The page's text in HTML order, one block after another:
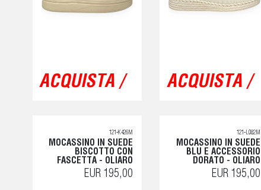
ACQUISTA / ACQUISTA /
121-K426M
MOCASSINO IN SUEDE
BISCOTTO CON
FASCETTA - OLIARO
EUR 195,00
121-L082M
MOCASSINO IN SUEDE
BLU E ACCESSORIO
DORATO - OLIARO
EUR 195,00